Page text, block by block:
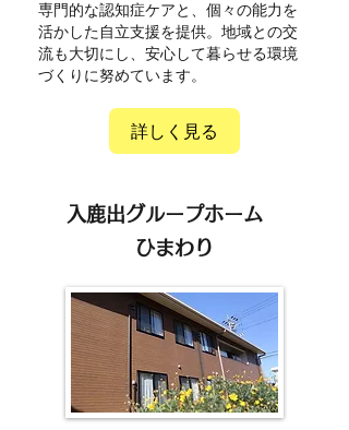
専門的な認知症ケアと、個々の能力を
活かした自立支援を提供。地域との交
流も大切にし、安心して暮らせる環境
づくりに努めています。
詳しく見る
​入鹿出グループホーム
ひまわり